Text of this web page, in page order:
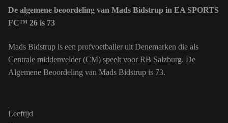
De algemene beoordeling van Mads Bidstrup in EA SPORTS
FC™ 26 is 73
Mads Bidstrup is een profvoetballer uit Denemarken die als
Centrale middenvelder (CM) speelt voor RB Salzburg. De
Algemene Beoordeling van Mads Bidstrup is 73.
Leeftijd